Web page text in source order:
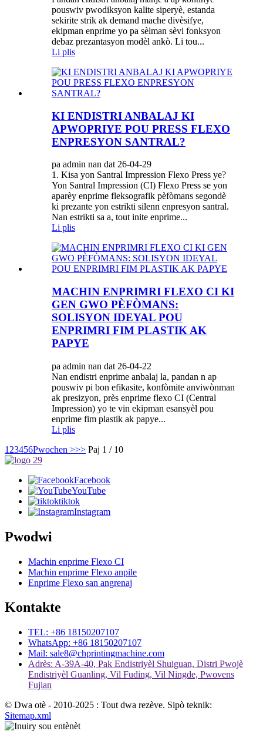
pouswiv pwodiksyon kalite siperyè, estanda
sekirite strik ak demand mache divèsifye,
ekipman enprime yo pa sèlman sèvi fonksyon
debaz prezantasyon modèl ankò. Li tou...
Li plis
KI ENDISTRI ANBALAJ KI
APWOPRIYE POU PRESS FLEXO
ENPRESYON SANTRAL?
pa admin nan dat 26-04-29
1. Kisa yon Santral Impression Flexo Press ye?
Yon Santral Impression (CI) Flexo Press se yon
aparèy enprime fleksografik pèfòmans segondè
ki prezante yon estrikti silenn enpresyon santral.
Nan estrikti sa a, tout inite enprime...
Li plis
MACHIN ENPRIMRI FLEXO CI KI
GEN GWO PÈFÒMANS:
SOLISYON IDEYAL POU
ENPRIMRI FIM PLASTIK AK
PAPYE
pa admin nan dat 26-04-22
Nan endistri enprime anbalaj la, pandan n ap
pouswiv pi bon efikasite, konfòmite anviwònman
ak presizyon, près enprime flexo CI (Central
Impression) yo te vin ekipman esansyèl pou
enprime fim plastik ak papye...
Li plis
1 23456Pwochen >>> Paj 1 / 10
Facebook
YouTube
tiktok
Instagram
Pwodwi
Machin enprime Flexo CI
Machin enprime Flexo anpile
Enprime Flexo san angrenaj
Kontakte
TEL: +86 18150207107
WhatsApp: +86 18150207107
Mail: sale8@chprintingmachine.com
Adrès: A-39A-40, Pak Endistriyèl Shuiguan, Distri Pwojè
Endistriyèl Guanling, Vil Fuding, Vil Ningde, Pwovens
Fujian
© Dwa otè - 2010-2025 : Tout dwa rezève. Sipò teknik:
Sitemap.xml